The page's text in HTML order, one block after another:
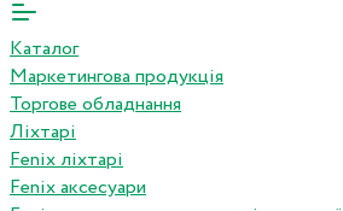
Каталог
Маркетингова продукція
Торгове обладнання
Ліхтарі
Fenix ліхтарі
Fenix аксесуари